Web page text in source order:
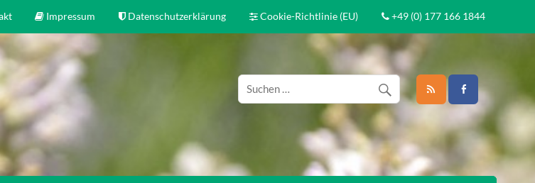
Impressum Datenschutzerklärung Cookie-Richtlinie (EU) +49 (0) 177 166 1844
Traditionelle Chinesische Medizin, Akupunktur und alternative Heilmethoden für Tiere.